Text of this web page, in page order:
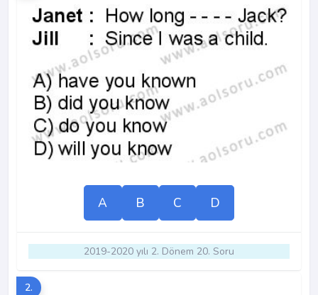
A B C D
2019-2020 yılı 2. Dönem 20. Soru
2.